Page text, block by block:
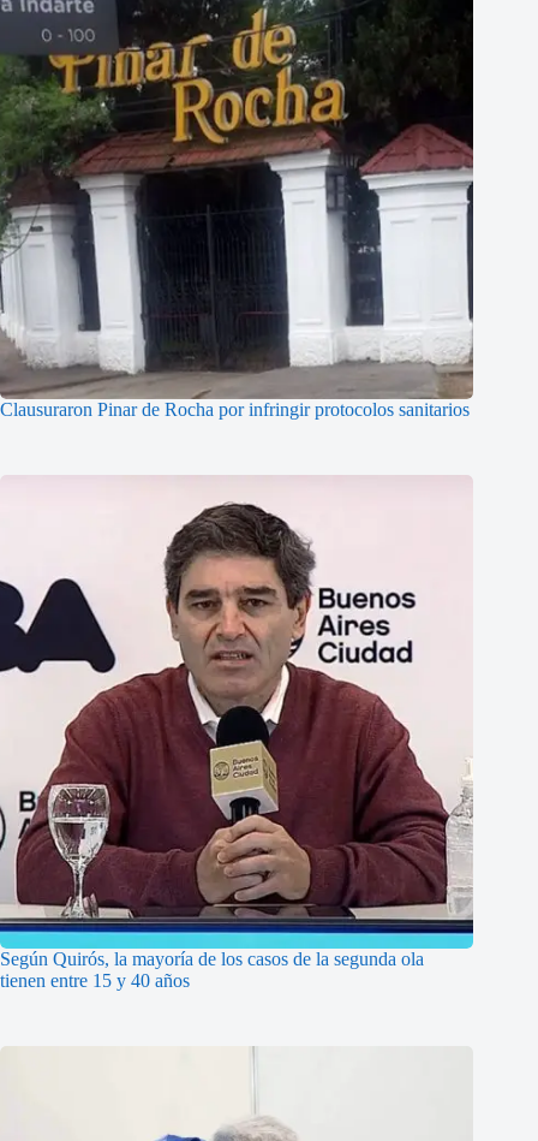
Clausuraron Pinar de Rocha por infringir protocolos sanitarios
Según Quirós, la mayoría de los casos de la segunda ola
tienen entre 15 y 40 años